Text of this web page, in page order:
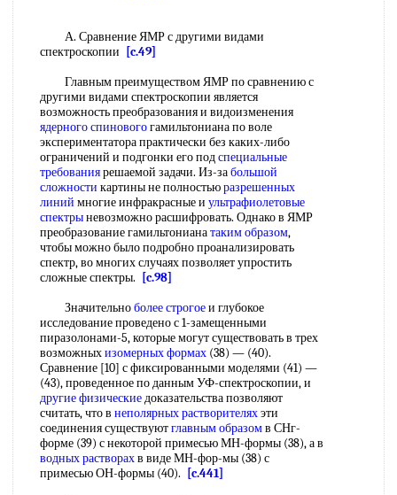
А. Сравнение ЯМР с другими видами
спектроскопии
[c.49]
Главным преимуществом ЯМР по сравнению с
другими видами спектроскопии является
возможность преобразования и видоизменения
ядерного спиновогогамильтониана по воле
экспериментатора практически без каких-либо
ограничений и подгонки его подспециальные
требованиярешаемой задачи. Из-забольшой
сложности картины не полностьюразрешенных
линий многие инфракрасные и ультрафиолетовые
спектрыневозможно расшифровать. Однако в ЯМР
преобразование гамильтонианатаким образом,
чтобы можно было подробно проанализировать
спектр, во многих случаях позволяет упростить
сложные спектры.
[c.98]
Значительноболее строгоеи глубокое
исследование проведено с 1-замещенными
пиразолонами-5, которые могут существовать в трех
возможныхизомерных формах (38) — (40).
Сравнение [10] с фиксированными моделями (41) —
(43), проведенное по данным УФ-спектроскопии, и
другие физическиедоказательства позволяют
считать, что в неполярных растворителяхэти
соединения существуютглавным образомв СНг-
форме (39) с некоторой примесью МН-формы (38), а в
водных растворахв виде МН-фор-мы (38) с
примесью ОН-формы (40).
[c.441]